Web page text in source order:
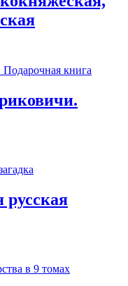
русская